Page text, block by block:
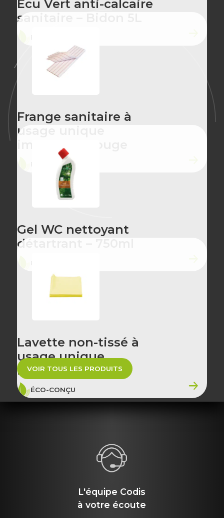
Écu Vert anti-calcaire
sanitaire – Bidon 5L
Frange sanitaire à
usage unique
imprégnée rouge
ÉCO-CONÇU
Gel WC nettoyant
détartrant – 750ml
Lavette non-tissé à
usage unique
imprégnée jaune
ÉCO-CONÇU
VOIR TOUS LES PRODUITS
L'équipe Codis
à votre écoute